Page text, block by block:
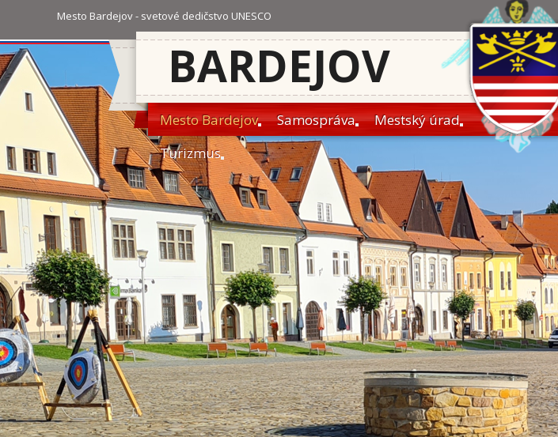
Mesto Bardejov - svetové dedičstvo UNESCO
BARDEJOV
Mesto Bardejov Samospráva Mestský úrad
Turizmus